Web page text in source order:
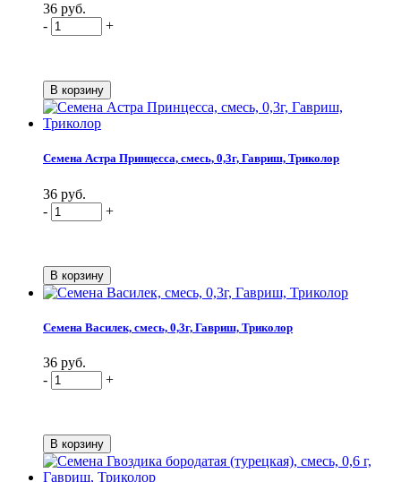
36 руб.
-
+
Семена Астра Принцесса, смесь, 0,3г, Гавриш, Триколор
36 руб.
-
+
Семена Василек, смесь, 0,3г, Гавриш, Триколор
36 руб.
-
+